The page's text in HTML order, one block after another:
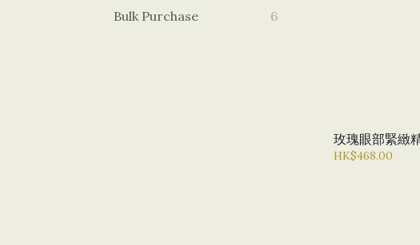
Bulk Purchase
6
玫瑰眼部緊緻
HK$468.00